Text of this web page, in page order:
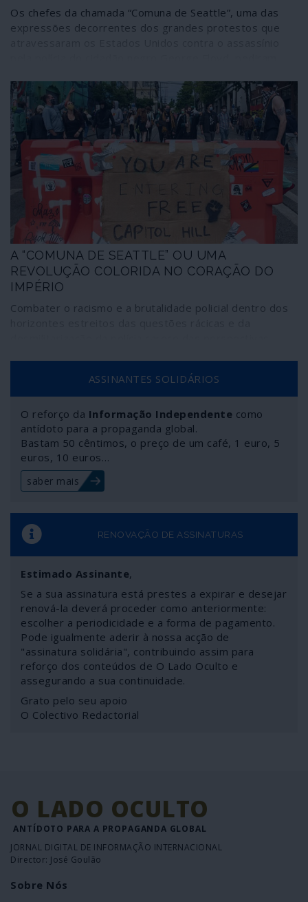
Os chefes da chamada “Comuna de Seattle”, uma das
expressões decorrentes dos grandes protestos que
regressarem a casa e apoiarem a campanha de Joe
Biden e do Partido Democrata para as eleições
presidenciais de Novembro. Terminou assim, nas mãos
do sistema dominante, um mês de ira e revolta
genuínas, na América e também na Europa, contra o
racismo e, em alguns casos, contra o neoliberalismo em
particular e o capitalismo em geral. Como era de prever,
para que tudo continue na mesma – ou pior.
A “COMUNA DE SEATTLE” OU UMA
REVOLUÇÃO COLORIDA NO CORAÇÃO DO
IMPÉRIO
Combater o racismo e a brutalidade policial dentro dos
rescaldo dos acontecimentos que se sucederam ao
assassínio de George Floyd, emerge a “Comuna de
Seattle”, prova provada de que o Partido Democrata,
através dos seus braços como o movimento Black Lives
Matter”, e das suas artimanhas, como a das “revoluções
coloridas”, transformou o descontentamento popular
genuíno num ajuste de contas entre elites imperiais em
vésperas de eleições.
ASSINANTES SOLIDÁRIOS
O reforço da Informação Independente como
antídoto para a propaganda global.
Bastam 50 cêntimos, o preço de um café, 1 euro, 5
euros, 10 euros…
saber mais
RENOVAÇÃO DE ASSINATURAS
Estimado Assinante,
Se a sua assinatura está prestes a expirar e desejar
renová-la deverá proceder como anteriormente:
escolher a periodicidade e a forma de pagamento.
Pode igualmente aderir à nossa acção de
"assinatura solidária", contribuindo assim para
reforço dos conteúdos de O Lado Oculto e
assegurando a sua continuidade.
Grato pelo seu apoio
O Colectivo Redactorial
O LADO OCULTO
ANTÍDOTO PARA A PROPAGANDA GLOBAL
JORNAL DIGITAL DE INFORMAÇÃO INTERNACIONAL
Director: José Goulão
Sobre Nós